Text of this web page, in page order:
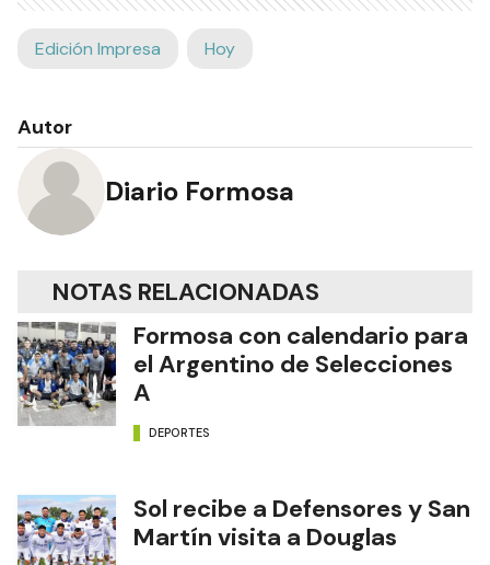
Edición Impresa Hoy
Autor
Diario Formosa
NOTAS RELACIONADAS
Formosa con calendario para
el Argentino de Selecciones
A
DEPORTES
Sol recibe a Defensores y San
Martín visita a Douglas